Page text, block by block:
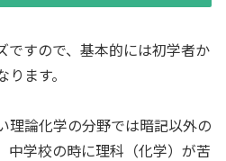
ですので、基本的には初学者か
ます。
理論化学の分野では暗記以外の
中学校の時に理科（化学）が苦